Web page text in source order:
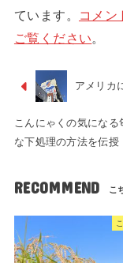
ています。
コメン
ご覧ください。
アメリカ
こんにゃくの気にな
な下処理の方法を伝授
RECOMMEND